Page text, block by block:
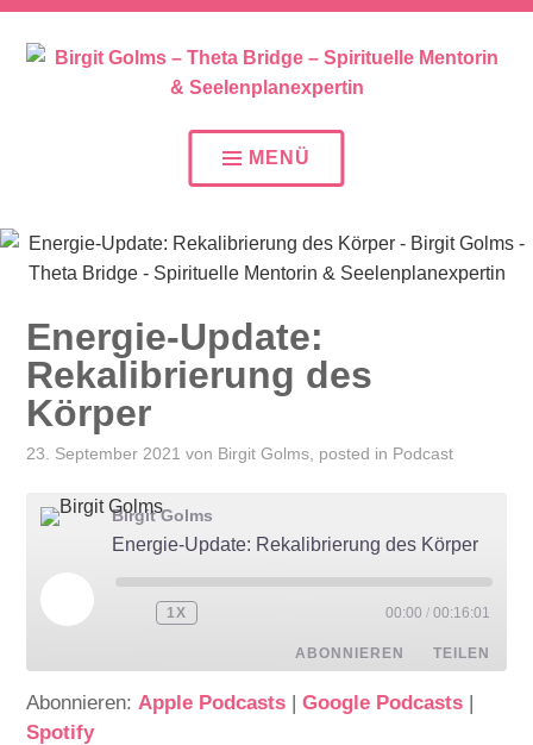
BIRGIT GOLMS – THETA
BRIDGE – SPIRITUELLE
MENTORIN &
SEELENPLANEXPERTIN
MENÜ
Energie-Update:
Rekalibrierung des
Körper
23. September 2021 von Birgit Golms , posted in Podcast
Birgit Golms
Energie-Update: Rekalibrierung des Körper
1X 00:00 / 00:16:01
ABONNIEREN TEILEN
TEILEN
Abonnieren: Apple Podcasts |Google Podcasts |
Spotify